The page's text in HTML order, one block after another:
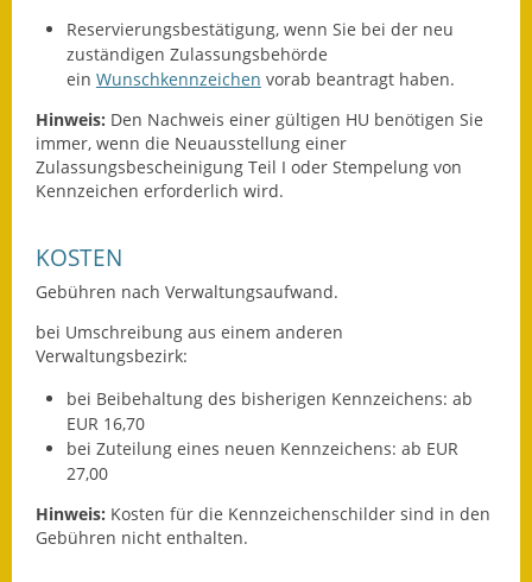
Reservierungsbestätigung, wenn Sie bei der neu
zuständigen Zulassungsbehörde
ein Wunschkennzeichen vorab beantragt haben.
Hinweis: Den Nachweis einer gültigen HU benötigen Sie
immer, wenn die Neuausstellung einer
Zulassungsbescheinigung Teil I oder Stempelung von
Kennzeichen erforderlich wird.
KOSTEN
Gebühren nach Verwaltungsaufwand.
bei Umschreibung aus einem anderen
Verwaltungsbezirk:
bei Beibehaltung des bisherigen Kennzeichens: ab
EUR 16,70
bei Zuteilung eines neuen Kennzeichens: ab EUR
27,00
Hinweis: Kosten für die Kennzeichenschilder sind in den
Gebühren nicht enthalten.